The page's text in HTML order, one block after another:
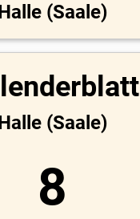
(Saale)
(Saale)
8